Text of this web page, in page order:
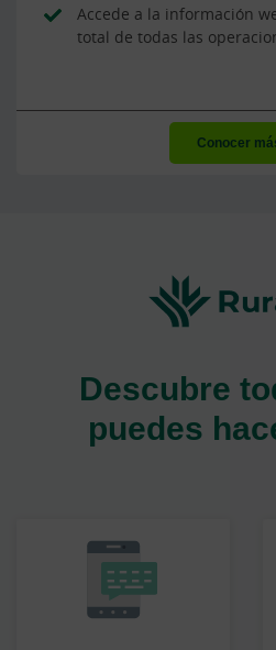
Accede a la información
total de todas las
Conocer
Descubre
puedes